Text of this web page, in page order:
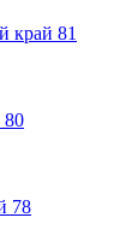
край 81
80
78